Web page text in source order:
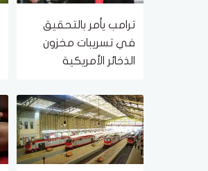
ترامب يأمر بالتحقيق
في تسريبات مخزون
الذخائر الأمريكية